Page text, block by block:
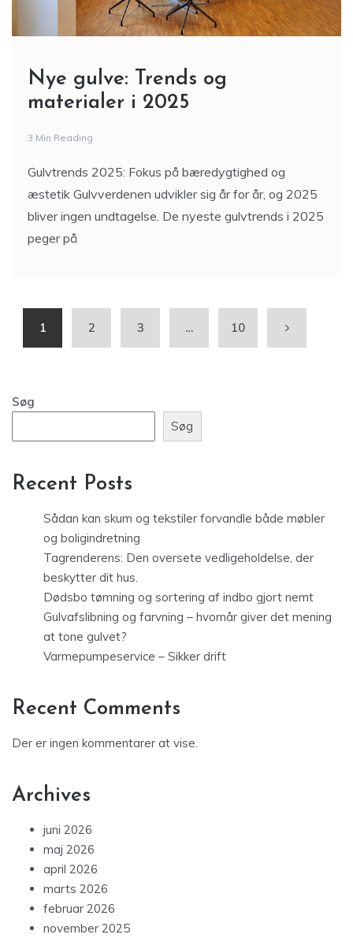
Nye gulve: Trends og
materialer i 2025
3 Min Reading
Gulvtrends 2025: Fokus på bæredygtighed og
æstetik Gulvverdenen udvikler sig år for år, og 2025
bliver ingen undtagelse. De nyeste gulvtrends i 2025
peger på
1 2 3 … 10
Søg
Søg
Recent Posts
Sådan kan skum og tekstiler forvandle både møbler
og boligindretning
Tagrenderens: Den oversete vedligeholdelse, der
beskytter dit hus.
Dødsbo tømning og sortering af indbo gjort nemt
Gulvafslibning og farvning – hvornår giver det mening
at tone gulvet?
Varmepumpeservice – Sikker drift
Recent Comments
Der er ingen kommentarer at vise.
Archives
juni 2026
maj 2026
april 2026
marts 2026
februar 2026
november 2025